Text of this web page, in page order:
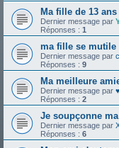
Ma fille de 13
Dernier message par
Réponses : 1
ma fille se mutile
Dernier message par
Réponses : 9
Ma meilleure
Dernier message par
Réponses : 2
Je soupçonne
Dernier message par
Réponses : 6